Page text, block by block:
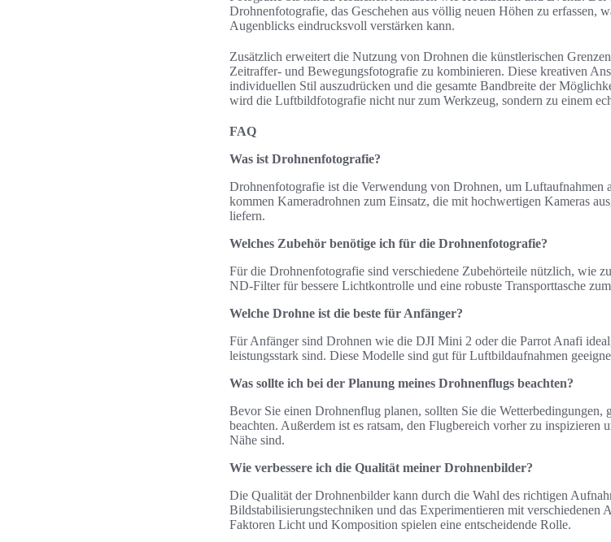
Drohnenfotografie, das Geschehen aus völlig neuen Höhen zu erfassen,
Augenblicks eindrucksvoll verstärken kann.
Zusätzlich erweitert die Nutzung von Drohnen die künstlerischen
Zeitraffer- und Bewegungsfotografie zu kombinieren. Diese kreativen
individuellen Stil auszudrücken und die gesamte Bandbreite der
wird die Luftbildfotografie nicht nur zum Werkzeug, sondern zu einem
FAQ
Was ist Drohnenfotografie?
Drohnenfotografie ist die Verwendung von Drohnen, um Luftaufnahmen
kommen Kameradrohnen zum Einsatz, die mit hochwertigen Kameras
liefern.
Welches Zubehör benötige ich für die Drohnenfotografie?
Für die Drohnenfotografie sind verschiedene Zubehörteile nützlich, wie
ND-Filter für bessere Lichtkontrolle und eine robuste Transporttasche
Welche Drohne ist die beste für Anfänger?
Für Anfänger sind Drohnen wie die DJI Mini 2 oder die Parrot Anafi
leistungsstark sind. Diese Modelle sind gut für Luftbildaufnahmen
Was sollte ich bei der Planung meines Drohnenflugs beachten?
Bevor Sie einen Drohnenflug planen, sollten Sie die Wetterbedingungen,
beachten. Außerdem ist es ratsam, den Flugbereich vorher zu inspizieren
Nähe sind.
Wie verbessere ich die Qualität meiner Drohnenbilder?
Die Qualität der Drohnenbilder kann durch die Wahl des richtigen
Bildstabilisierungstechniken und das Experimentieren mit verschiedenen
Faktoren Licht und Komposition spielen eine entscheidende Rolle.